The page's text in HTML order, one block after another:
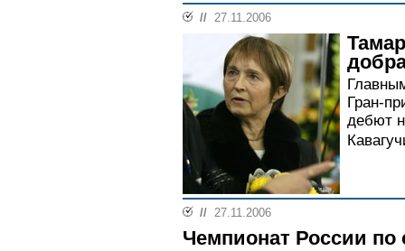
// 27.11.2006
Гран-
дебют
// 27.11.2006
Чемпионат России по